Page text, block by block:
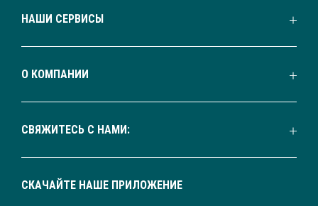
НАШИ СЕРВИСЫ
О КОМПАНИИ
СВЯЖИТЕСЬ С НАМИ:
СКАЧАЙТЕ НАШЕ ПРИЛОЖЕНИЕ